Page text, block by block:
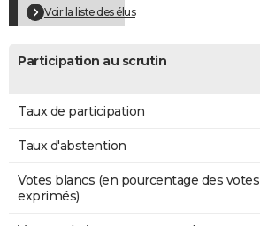
Voir la liste des élus
Participation au scrutin
Taux de participation
Taux d'abstention
Votes blancs (en pourcentage des votes
exprimés)